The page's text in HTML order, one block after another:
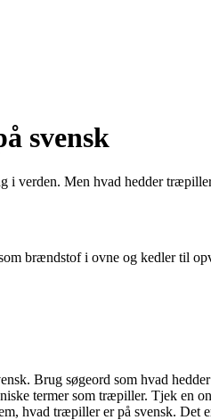
svensk
Men hvad hedder
brændstof i ovne og kedler til
Brug søgeord som hvad
termer som træpiller. Tjek en
hvad træpiller er på svensk. Det